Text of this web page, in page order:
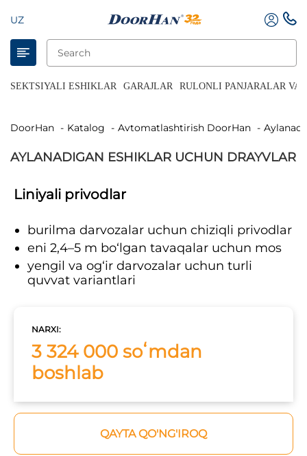
UZ
SEKTSIYALI ESHIKLAR GARAJLAR RULONLI PANJARALAR VA
DoorHan Katalog Avtomatlashtirish DoorHan
AYLANADIGAN ESHIKLAR UCHUN DRAYVLAR
Liniyali privodlar
burilma darvozalar uchun chiziqli privodlar
eni 2,4–5 m bo‘lgan tavaqalar uchun mos
yengil va og‘ir darvozalar uchun turli
quvvat variantlari
NARXI:
3 324 000 soʻmdan
boshlab
QAYTA QO'NG'IROQ